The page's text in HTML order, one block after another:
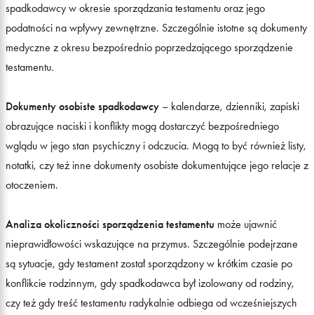
spadkodawcy w okresie sporządzania testamentu oraz jego
podatności na wpływy zewnętrzne. Szczególnie istotne są dokumenty
medyczne z okresu bezpośrednio poprzedzającego sporządzenie
testamentu.
Dokumenty osobiste spadkodawcy – kalendarze, dzienniki, zapiski
obrazujące naciski i konflikty mogą dostarczyć bezpośredniego
wglądu w jego stan psychiczny i odczucia. Mogą to być również listy,
notatki, czy też inne dokumenty osobiste dokumentujące jego relacje z
otoczeniem.
Analiza okoliczności sporządzenia testamentu może ujawnić
nieprawidłowości wskazujące na przymus. Szczególnie podejrzane
są sytuacje, gdy testament został sporządzony w krótkim czasie po
konflikcie rodzinnym, gdy spadkodawca był izolowany od rodziny,
czy też gdy treść testamentu radykalnie odbiega od wcześniejszych